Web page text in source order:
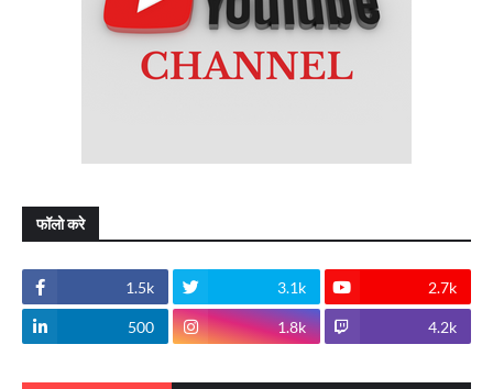
फॉलो करे
1.5k 3.1k 2.7k
500 1.8k 4.2k